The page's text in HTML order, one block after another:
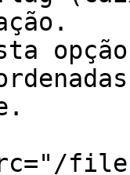
files/